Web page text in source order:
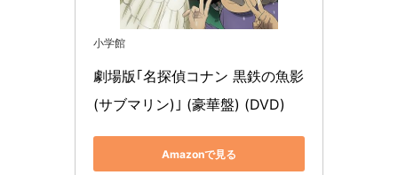
小学館
劇場版｢名探偵コナン 黒鉄の魚影
(サブマリン)｣ (豪華盤) (DVD)
Amazonで見る